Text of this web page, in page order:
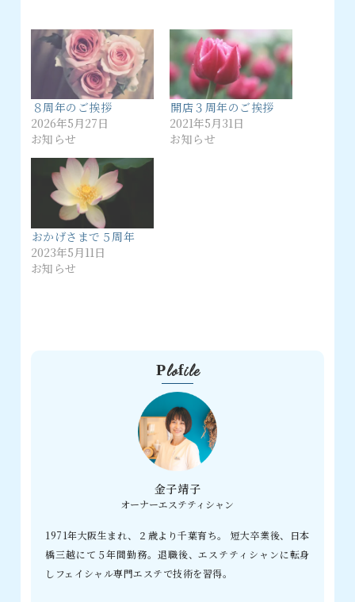
８周年のご挨拶
2026年5月27日
お知らせ
開店３周年のご挨拶
2021年5月31日
お知らせ
おかげさまで５周年
2023年5月11日
お知らせ
Plofile
金子靖子
オーナーエステティシャン
1971年大阪生まれ、２歳より千葉育ち。 短大卒業後、日本
橋三越にて５年間勤務。退職後、エステティシャンに転身
しフェイシャル専門エステで技術を習得。